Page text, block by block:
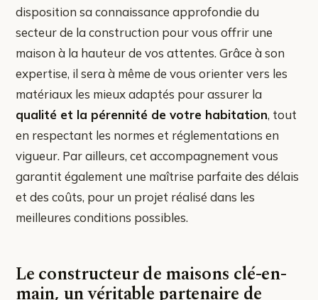
disposition sa connaissance approfondie du
secteur de la construction pour vous offrir une
maison à la hauteur de vos attentes. Grâce à son
expertise, il sera à même de vous orienter vers les
matériaux les mieux adaptés pour assurer la
qualité et la pérennité de votre habitation, tout
en respectant les normes et réglementations en
vigueur. Par ailleurs, cet accompagnement vous
garantit également une maîtrise parfaite des délais
et des coûts, pour un projet réalisé dans les
meilleures conditions possibles.
Le constructeur de maisons clé-en-
main, un véritable partenaire de